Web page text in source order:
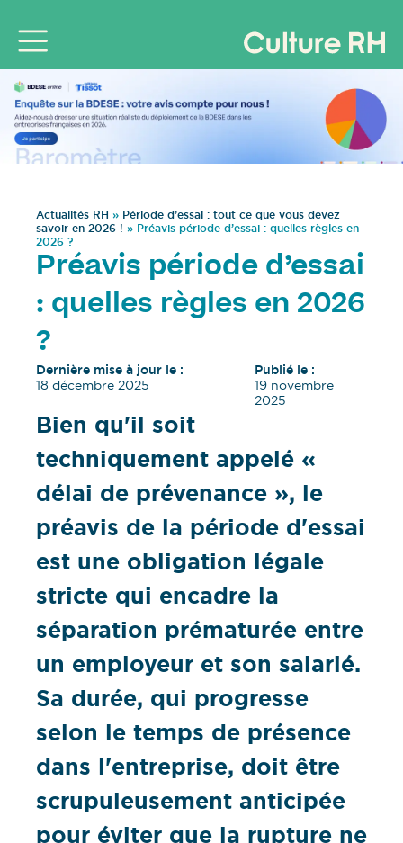
Actualités RH » Période d’essai : tout ce que vous devez
savoir en 2026 ! » Préavis période d’essai : quelles règles en
2026 ?
Préavis période d’essai
: quelles règles en 2026
?
Dernière mise à jour le :
18 décembre 2025
Publié le :
19 novembre
2025
Bien qu'il soit
techniquement appelé «
délai de prévenance », le
préavis de la période d'essai
est une obligation légale
stricte qui encadre la
séparation prématurée entre
un employeur et son salarié.
Sa durée, qui progresse
selon le temps de présence
dans l'entreprise, doit être
scrupuleusement anticipée
pour éviter que la rupture ne